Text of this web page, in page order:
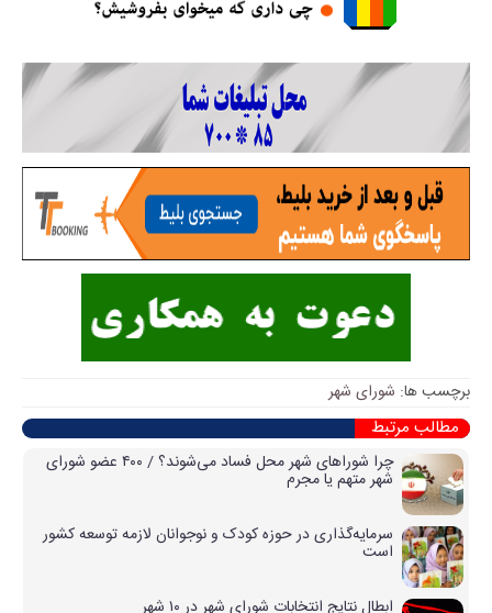
برچسب ها: شورای شهر
مطالب مرتبط
چرا شوراهای شهر محل فساد می‌شوند؟ / ۴۰۰ عضو شورای
شهر متهم یا مجرم
سرمایه‌گذاری در حوزه کودک و نوجوانان لازمه توسعه کشور
است
ابطال نتایج انتخابات شورای شهر در ۱۰ شهر